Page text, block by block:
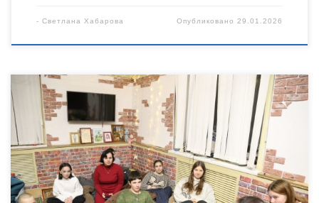
- Светлана Хабарова Опубликовано29.01.2026
24 января в молодежном антикафе, расположенное в здании
духовно-просветительского центра «Преображение»
состоялась очередная встреча священнослужителей
Уваровской епархии с молодежью. Молодежное антикафе
впервые распахнуло свои двери в 2021 году и сразу же
полюбилось молодёжи, поскольку стало абсолютно новым
форматом организации досуга подростков не только в